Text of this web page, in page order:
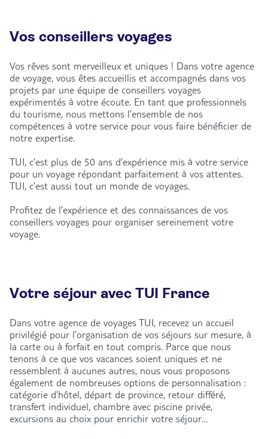
Vos conseillers voyages
Vos rêves sont merveilleux et uniques ! Dans votre agence
de voyage, vous êtes accueillis et accompagnés dans vos
projets par une équipe de conseillers voyages
expérimentés à votre écoute. En tant que professionnels
du tourisme, nous mettons l’ensemble de nos
compétences à votre service pour vous faire bénéficier de
notre expertise.
TUI, c’est plus de 50 ans d’expérience mis à votre service
pour un voyage répondant parfaitement à vos attentes.
TUI, c’est aussi tout un monde de voyages.
Profitez de l’expérience et des connaissances de vos
conseillers voyages pour organiser sereinement votre
voyage.
Votre séjour avec TUI France
Dans votre agence de voyages TUI, recevez un accueil
privilégié pour l’organisation de vos séjours sur mesure, à
la carte ou à forfait en tout compris. Parce que nous
tenons à ce que vos vacances soient uniques et ne
ressemblent à aucunes autres, nous vous proposons
également de nombreuses options de personnalisation :
catégorie d’hôtel, départ de province, retour différé,
transfert individuel, chambre avec piscine privée,
excursions au choix pour enrichir votre séjour…